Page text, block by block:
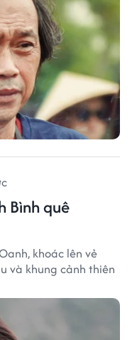
Bình quê
khoác lên vẻ
và khung cảnh thiên